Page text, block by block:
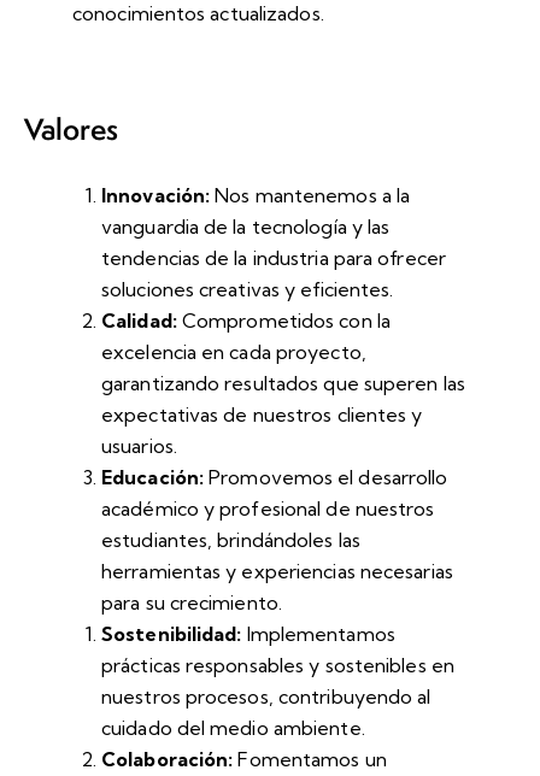
conocimientos actualizados.
Valores
Innovación: Nos mantenemos a la
vanguardia de la tecnología y las
tendencias de la industria para ofrecer
soluciones creativas y eficientes.
Calidad:Comprometidos con la
excelencia en cada proyecto,
garantizando resultados que superen las
expectativas de nuestros clientes y
usuarios.
Educación: Promovemos el desarrollo
académico y profesional de nuestros
estudiantes, brindándoles las
herramientas y experiencias necesarias
para su crecimiento.
Sostenibilidad: Implementamos
prácticas responsables y sostenibles en
nuestros procesos, contribuyendo al
cuidado del medio ambiente.
Colaboración: Fomentamos un